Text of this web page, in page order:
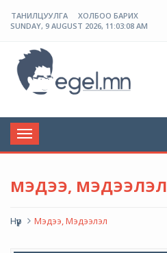
ТАНИЛЦУУЛГА
ХОЛБОО БАРИХ
SUNDAY, 9 AUGUST 2026, 11:03:08 AM
Toggle
navigation
МЭДЭЭ, МЭДЭЭЛЭЛ
Нүүр Мэдээ, Мэдээлэл